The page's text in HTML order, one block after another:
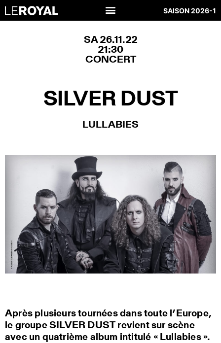
SAISON 2026-1
SA 26.11.22
21:30
CONCERT
SILVER DUST
LULLABIES
Après plusieurs tournées dans toute l’Europe,
le groupe SILVER DUST revient sur scène
avec un quatrième album intitulé « Lullabies ».